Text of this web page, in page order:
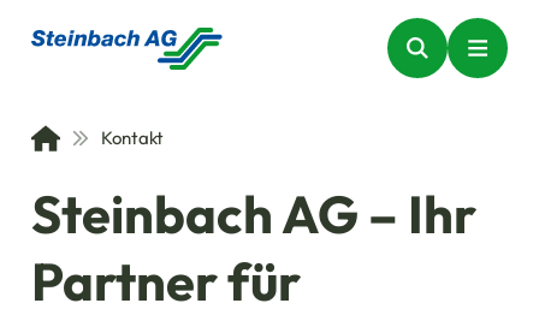
Kontakt
Steinbach AG – Ihr
Partner für